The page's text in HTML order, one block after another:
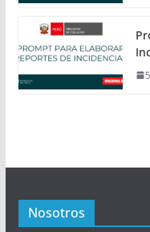
Nosotros